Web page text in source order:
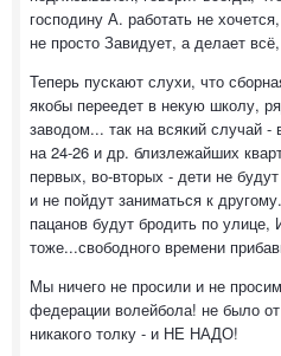
господину А. работать не
не просто Завидует, а делает
Теперь пускают слухи, что
якобы переедет в некую школу,
заводом... так на всякий случай -
на 24-26 и др. близлежайших
первых, во-вторых - дети не
и не пойдут заниматься к
пацанов будут бродить по улице,
тоже...свободного времени
Мы ничего не просили и не
федерации волейбола! не было
никакого толку - и НЕ НАДО!